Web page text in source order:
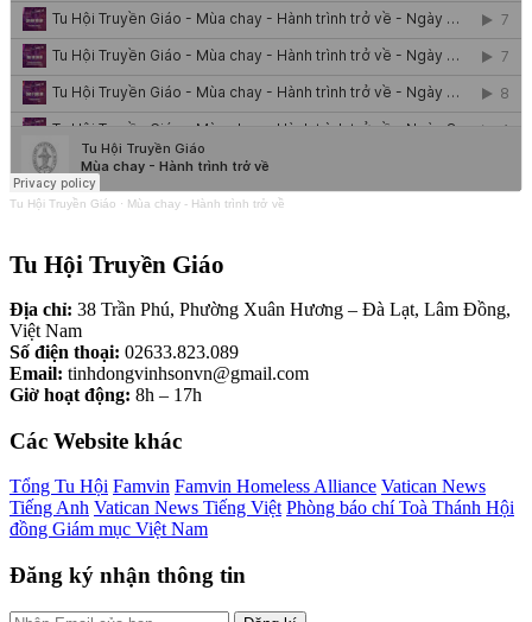
Tu Hội Truyền Giáo · Mùa chay - Hành trình trở về
Tu Hội Truyền Giáo
Địa chỉ: 38 Trần Phú, Phường Xuân Hương – Đà Lạt, Lâm Đồng,
Việt Nam
Số điện thoại: 02633.823.089
Email: tinhdongvinhsonvn@gmail.com
Giờ hoạt động: 8h – 17h
Các Website khác
Tổng Tu Hội Famvin Famvin Homeless Alliance Vatican News
Tiếng Anh Vatican News Tiếng Việt Phòng báo chí Toà Thánh Hội
đồng Giám mục Việt Nam
Đăng ký nhận thông tin